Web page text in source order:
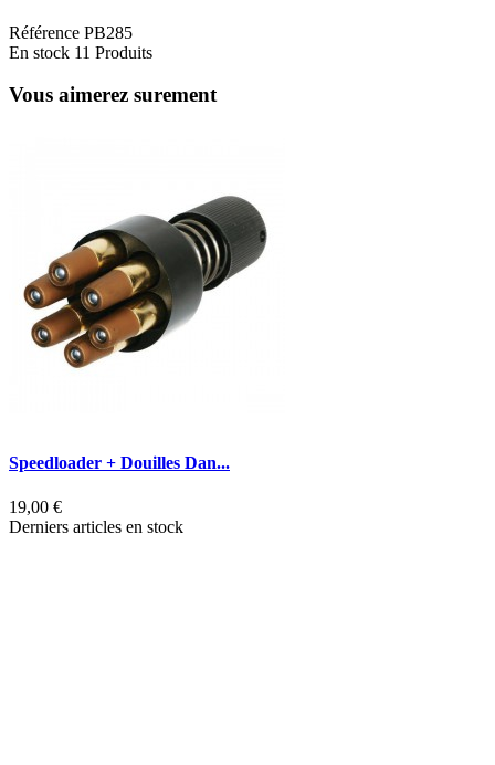
Référence PB285
En stock 11 Produits
Vous aimerez surement
Speedloader + Douilles Dan...
19,00 €
Derniers articles en stock